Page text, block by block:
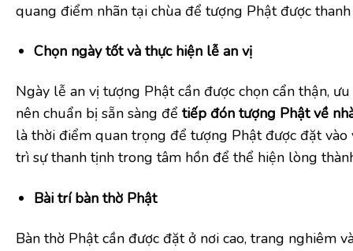
quang điểm nhãn tại chùa để tượng Phật được
Chọn ngày tốt và thực hiện lễ an vị
Ngày lễ an vị tượng Phật cần được chọn cẩn thận,
nên chuẩn bị sẵn sàng để tiếp đón tượng Phật về
là thời điểm quan trọng để tượng Phật được đặt
trì sự thanh tịnh trong tâm hồn để thể hiện lòng
Bài trí bàn thờ Phật
Bàn thờ Phật cần được đặt ở nơi cao, trang nghiêm